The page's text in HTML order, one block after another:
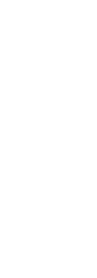
블랙-그레이 데님 진
011 005